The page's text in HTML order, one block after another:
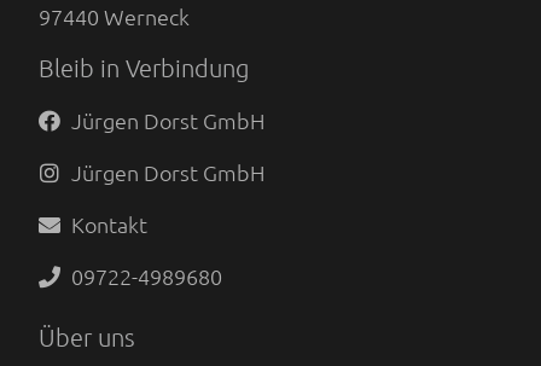
97440 Werneck
Bleib in Verbindung
Jürgen Dorst GmbH
Jürgen Dorst GmbH
Kontakt
09722-4989680
Über uns